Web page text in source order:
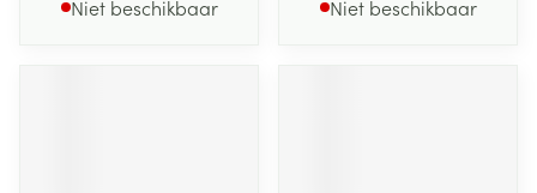
Niet beschikbaar Niet beschikbaar